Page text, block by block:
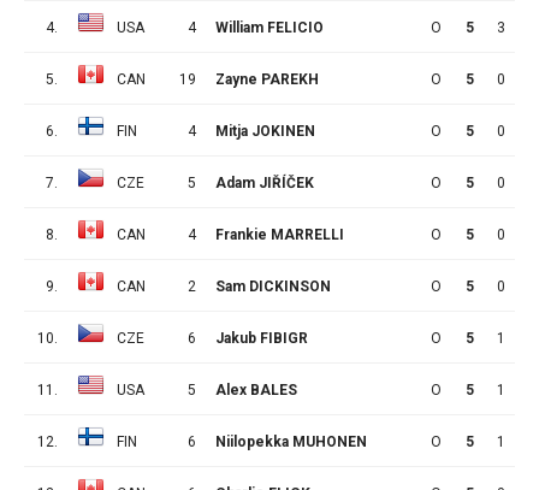
4. USA 4 William FELICIO O 5 3
5. CAN 19 Zayne PAREKH O 5 0
6. FIN 4 Mitja JOKINEN O 5 0
7. CZE 5 Adam JIŘÍČEK O 5 0
8. CAN 4 Frankie MARRELLI O 5 0
9. CAN 2 Sam DICKINSON O 5 0
10. CZE 6 Jakub FIBIGR O 5 1
11. USA 5 Alex BALES O 5 1
12. FIN 6 Niilopekka MUHONEN O 5 1